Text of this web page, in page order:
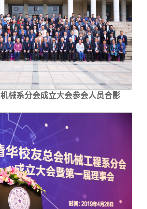
机械系分会成立大会参会人员合影